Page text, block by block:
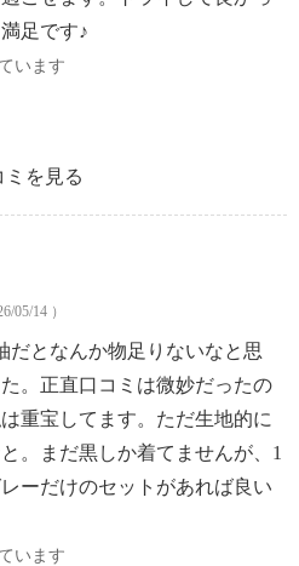
足です♪
います
ミを見る
05/14 ）
だとなんか物足りないなと思
。正直口コミは微妙だったの
重宝してます。ただ生地的に
。まだ黒しか着てませんが、1
ーだけのセットがあれば良い
います